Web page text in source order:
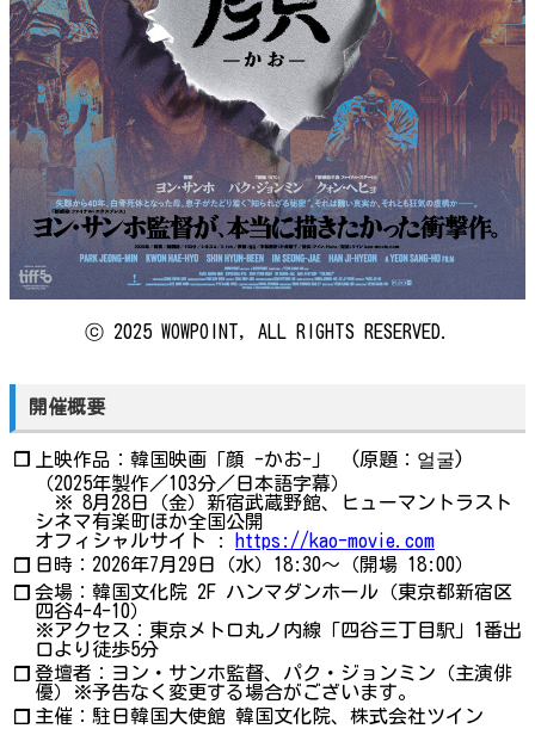
ⓒ 2025 WOWPOINT, ALL RIGHTS RESERVED.
開催概要
❐
上映作品：韓国映画「顔 -かお-」 (原題：얼굴)
（2025年製作／103分／日本語字幕）
※ 8月28日（金）新宿武蔵野館、ヒューマントラスト
シネマ有楽町ほか全国公開
オフィシャルサイト :
https://kao-movie.com
❐ 日時：2026年7月29日（水）18:30～（開場 18:00）
❐ 会場：韓国文化院 2F ハンマダンホール（東京都新宿区
四谷4-4-10）
※アクセス：東京メトロ丸ノ内線「四谷三丁目駅」1番出
口より徒歩5分
❐ 登壇者：ヨン・サンホ監督、パク・ジョンミン（主演俳
優）※予告なく変更する場合がございます。
❐ 主催：駐日韓国大使館 韓国文化院、株式会社ツイン